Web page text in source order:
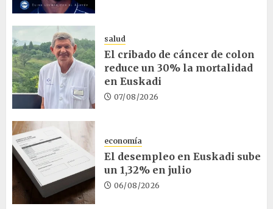
salud
El cribado de cáncer de colon
reduce un 30% la mortalidad
en Euskadi
07/08/2026
economía
El desempleo en Euskadi sube
un 1,32% en julio
06/08/2026